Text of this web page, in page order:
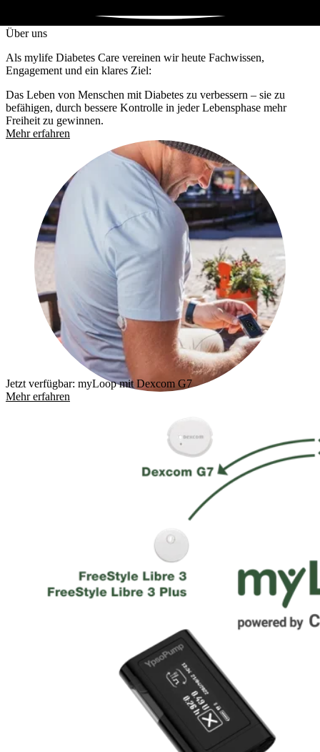
Über uns
Als mylife Diabetes Care vereinen wir heute Fachwissen,
Engagement und ein klares Ziel:
Das Leben von Menschen mit Diabetes zu verbessern – sie zu
befähigen, durch bessere Kontrolle in jeder Lebensphase mehr
Freiheit zu gewinnen.
Mehr erfahren
Jetzt verfügbar: myLoop mit Dexcom G7
Mehr erfahren